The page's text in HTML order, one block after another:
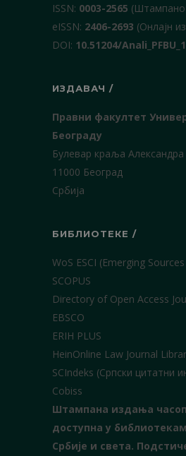
ISSN: 0003-2565
еISSN: 2406-2693 (Онлајн
DOI: 10.51204/
ИЗДАВАЧ /
Правни факултет
Београду
Булевар краља
11000 Београд
Србија
БИБЛИОТЕКЕ /
WoS ESCI (Emerging
SCOPUS
Directory of Open Access
EBSCO
ERIH PLUS
HeinOnline Law Journal
SCIndeks (Српски цитатни
Cobiss
Штампана издања
доступна у
Србије и света.